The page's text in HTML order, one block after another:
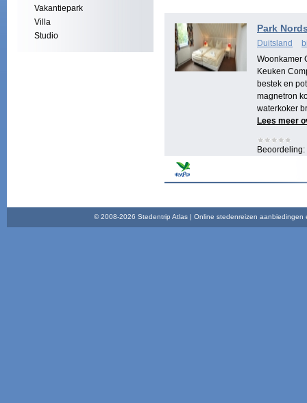
Vakantiepark
Villa
Studio
Park
Duitsland
Woonkamer
Keuken
bestek en
magnetron
waterkoker
Lees meer
Beoordeling:
© 2008-2026 Stedentrip Atlas | Online stedenreizen